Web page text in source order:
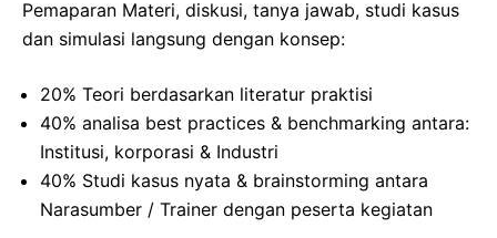
Pemaparan Materi, diskusi, tanya jawab, studi kasus
dan simulasi langsung dengan konsep:
20% Teori berdasarkan literatur praktisi
40% analisa best practices & benchmarking antara:
Institusi, korporasi & Industri
40% Studi kasus nyata & brainstorming antara
Narasumber / Trainer dengan peserta kegiatan